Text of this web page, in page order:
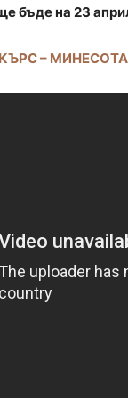
бъде на 23
– МИНЕСОТА